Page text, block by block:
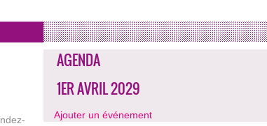
AGENDA
1ER AVRIL 2029
Ajouter un événement